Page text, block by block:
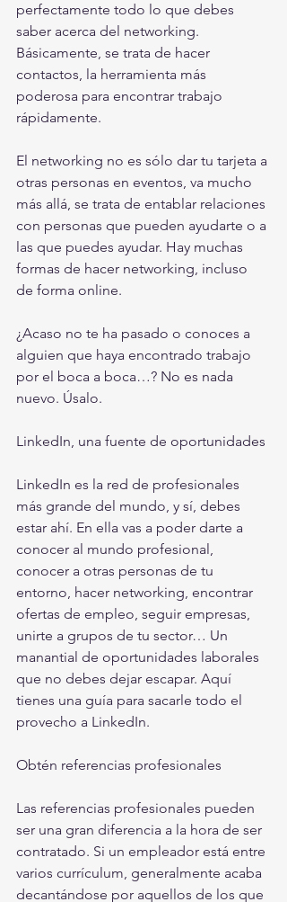
perfectamente todo lo que debes
saber acerca del networking.
Básicamente, se trata de hacer
contactos, la herramienta más
poderosa para encontrar trabajo
rápidamente.
El networking no es sólo dar tu tarjeta a
otras personas en eventos, va mucho
más allá, se trata de entablar relaciones
con personas que pueden ayudarte o a
las que puedes ayudar. Hay muchas
formas de hacer networking, incluso
de forma online.
¿Acaso no te ha pasado o conoces a
alguien que haya encontrado trabajo
por el boca a boca…? No es nada
nuevo. Úsalo.
LinkedIn, una fuente de oportunidades
LinkedIn es la red de profesionales
más grande del mundo, y sí, debes
estar ahí. En ella vas a poder darte a
conocer al mundo profesional,
conocer a otras personas de tu
entorno, hacer networking, encontrar
ofertas de empleo, seguir empresas,
unirte a grupos de tu sector… Un
manantial de oportunidades laborales
que no debes dejar escapar. Aquí
tienes una guía para sacarle todo el
provecho a LinkedIn.
Obtén referencias profesionales
Las referencias profesionales pueden
ser una gran diferencia a la hora de ser
contratado. Si un empleador está entre
varios currículum, generalmente acaba
decantándose por aquellos de los que